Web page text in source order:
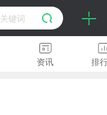
资讯 排